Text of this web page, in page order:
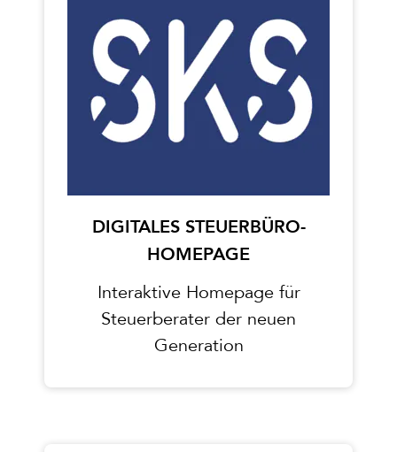
DIGITALES STEUERBÜRO-
HOMEPAGE
Interaktive Homepage für
Steuerberater der neuen
Generation